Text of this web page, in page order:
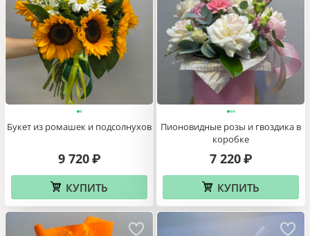
Букет из ромашек и подсолнухов
9 720 ₽
КУПИТЬ
Пионовидные розы и гвоздика в
коробке
7 220 ₽
КУПИТЬ